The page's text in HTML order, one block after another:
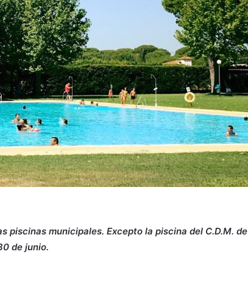
piscinas municipales. Excepto la piscina del C.D.M. de
de junio.